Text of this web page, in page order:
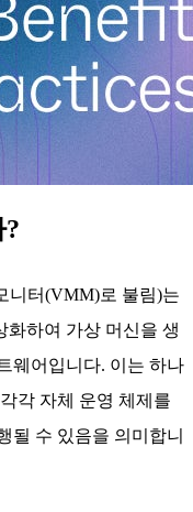
니터(VMM)로 불림)는
화하여 가상 머신을 생
웨어입니다. 이는 하나
각 자체 운영 체제를
될 수 있음을 의미합니